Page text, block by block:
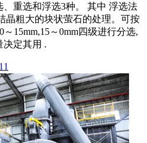
重选和浮选3种。 其中 浮选法
晶粗大的块状萤石的处理。可按
～15mm,15～0mm四级进行分选,
决定其用 .